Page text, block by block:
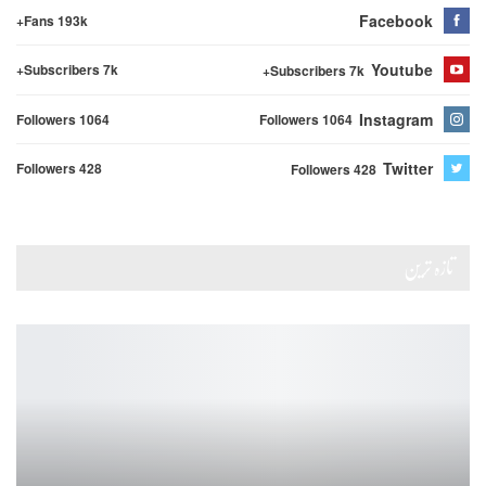
Facebook
Fans 193k+
Youtube
Subscribers 7k+
Subscribers 7k+
Instagram
Followers 1064
Followers 1064
Twitter
Followers 428
Followers 428